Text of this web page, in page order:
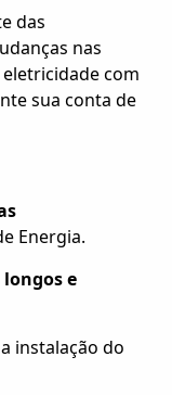
das
nas
com
sua conta de
Energia.
e
instalação do